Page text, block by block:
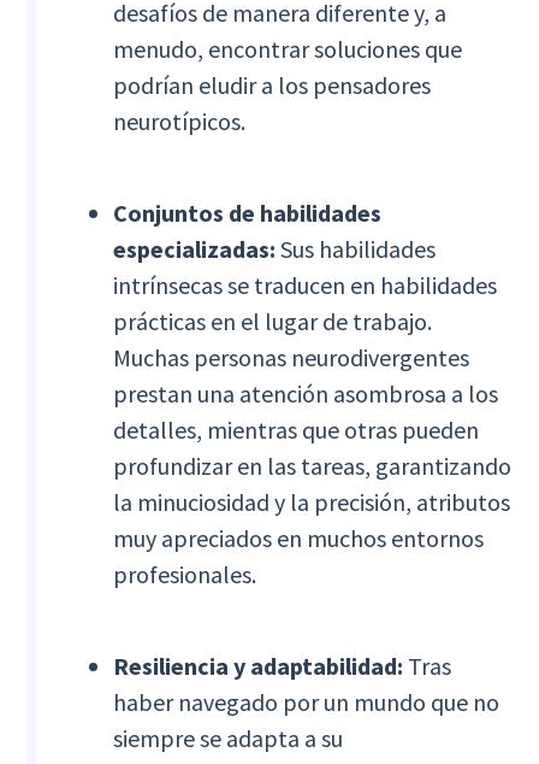
desafíos de manera diferente y, a
menudo, encontrar soluciones que
podrían eludir a los pensadores
neurotípicos.
Conjuntos de habilidades
especializadas: Sus habilidades
intrínsecas se traducen en habilidades
prácticas en el lugar de trabajo.
Muchas personas neurodivergentes
prestan una atención asombrosa a los
detalles, mientras que otras pueden
profundizar en las tareas, garantizando
la minuciosidad y la precisión, atributos
muy apreciados en muchos entornos
profesionales.
Resiliencia y adaptabilidad: Tras
haber navegado por un mundo que no
siempre se adapta a su